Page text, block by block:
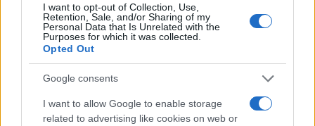
I want to opt-out of Collection, Use,
Retention, Sale, and/or Sharing of my
Personal Data that Is Unrelated with the
Purposes for which it was collected.
Opted Out
Google consents
I want to allow Google to enable storage
related to advertising like cookies on web or
μεταφέρθηκε το φωτογραφικό αρχείο του Γιάννη
Κυριακίδη
5/08/2026 - 11:29μμ